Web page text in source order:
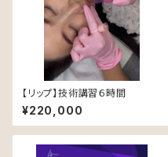
【リップ】技術講習６時間
¥220,000